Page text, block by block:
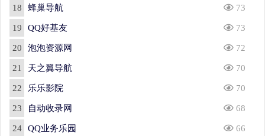
18 蜂巢导航 73
19 QQ好基友 73
20 泡泡资源网 72
21 天之翼导航 70
22 乐乐影院 70
23 自动收录网 68
24 QQ业务乐园 66